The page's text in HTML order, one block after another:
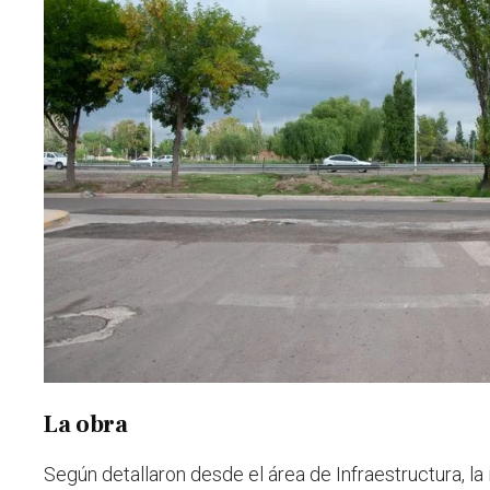
La obra
Según detallaron desde el área de Infraestructura,